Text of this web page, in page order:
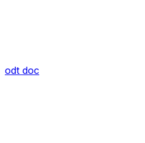
odt doc